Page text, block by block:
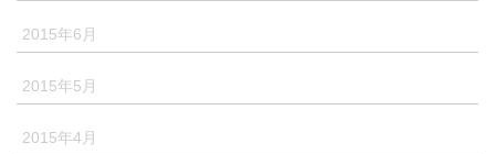
2015年6月
2015年5月
2015年4月